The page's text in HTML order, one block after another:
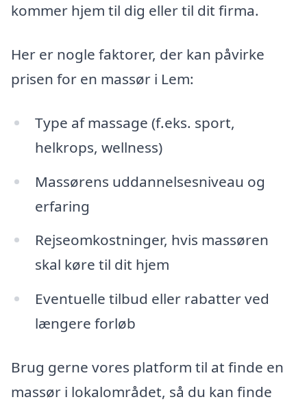
kommer hjem til dig eller til dit firma.
Her er nogle faktorer, der kan påvirke
prisen for en massør i Lem:
Type af massage (f.eks. sport,
helkrops, wellness)
Massørens uddannelsesniveau og
erfaring
Rejseomkostninger, hvis massøren
skal køre til dit hjem
Eventuelle tilbud eller rabatter ved
længere forløb
Brug gerne vores platform til at finde en
massør i lokalområdet, så du kan finde